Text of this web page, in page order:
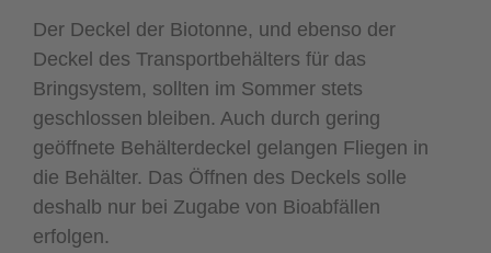
Der Deckel der Biotonne, und ebenso der
Deckel des Transportbehälters für das
Bringsystem, sollten im Sommer stets
geschlossen bleiben. Auch durch gering
geöffnete Behälterdeckel gelangen Fliegen in
die Behälter. Das Öffnen des Deckels solle
deshalb nur bei Zugabe von Bioabfällen
erfolgen.